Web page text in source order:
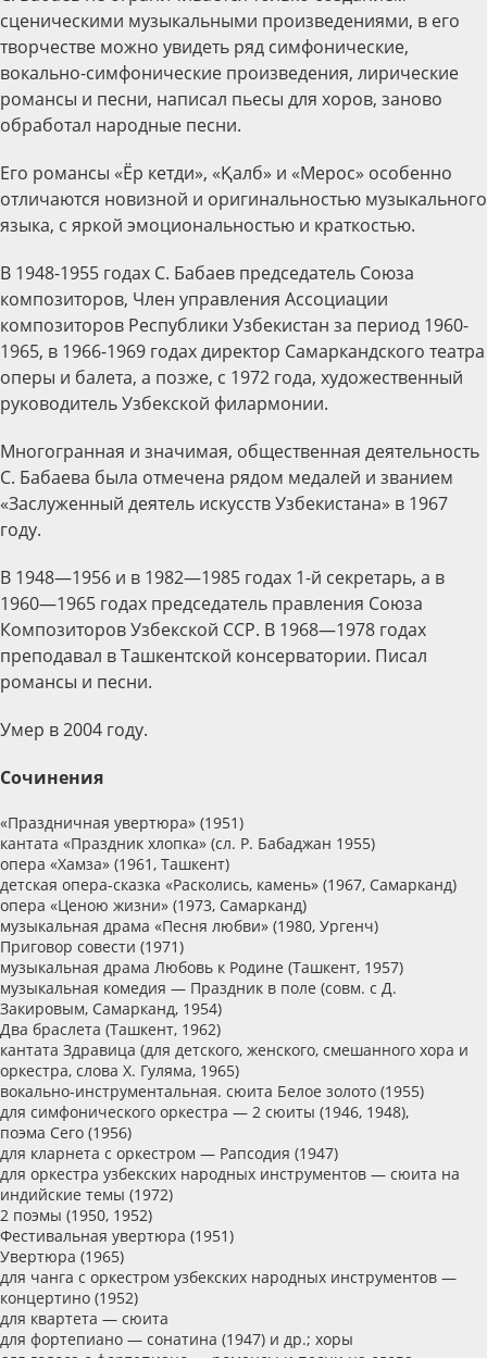
сценическими музыкальными произведениями, в его
творчестве можно увидеть ряд симфонические,
вокально-симфонические произведения, лирические
романсы и песни, написал пьесы для хоров, заново
обработал народные песни.
Его романсы «Ёр кетди», «Қалб» и «Мерос» особенно
отличаются новизной и оригинальностью музыкального
языка, с яркой эмоциональностью и краткостью.
В 1948-1955 годах С. Бабаев председатель Союза
композиторов, Член управления Ассоциации
композиторов Республики Узбекистан за период 1960-
1965, в 1966-1969 годах директор Самаркандского театра
оперы и балета, а позже, с 1972 года, художественный
руководитель Узбекской филармонии.
Многогранная и значимая, общественная деятельность
С. Бабаева была отмечена рядом медалей и званием
«Заслуженный деятель искусств Узбекистана» в 1967
году.
В 1948—1956 и в 1982—1985 годах 1-й секретарь, а в
1960—1965 годах председатель правления Союза
Композиторов Узбекской ССР. В 1968—1978 годах
преподавал в Ташкентской консерватории. Писал
романсы и песни.
Умер в 2004 году.
Сочинения
«Праздничная увертюра» (1951)
кантата «Праздник хлопка» (сл. Р. Бабаджан 1955)
опера «Хамза» (1961, Ташкент)
детская опера-сказка «Расколись, камень» (1967, Самарканд)
опера «Ценою жизни» (1973, Самарканд)
музыкальная драма «Песня любви» (1980, Ургенч)
Приговор совести (1971)
музыкальная драма Любовь к Родине (Ташкент, 1957)
музыкальная комедия — Праздник в поле (совм. с Д.
Закировым, Самарканд, 1954)
Два браслета (Ташкент, 1962)
кантата Здравица (для детского, женского, смешанного хора и
оркестра, слова X. Гуляма, 1965)
вокально-инструментальная. сюита Белое золото (1955)
для симфонического оркестра — 2 сюиты (1946, 1948),
поэма Сего (1956)
для кларнета с оркестром — Рапсодия (1947)
для оркестра узбекских народных инструментов — сюита на
индийские темы (1972)
2 поэмы (1950, 1952)
Фестивальная увертюра (1951)
Увертюра (1965)
для чанга с оркестром узбекских народных инструментов —
концертино (1952)
для квартета — сюита
для фортепиано — сонатина (1947) и др.; хоры